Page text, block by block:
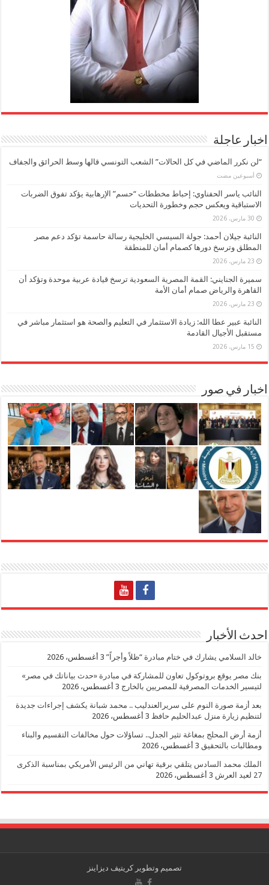
اخبار عاجلة
“لن نكرر الماضي في كل الحالات” الشعب التونسي قالها وسط الحرائق والجفاف
‏أسبوعين مضت
النائب ياسر الحفناوي: إحباط مخططات “حسم” الإرهابية يؤكد تفوق الضربات
الاستباقية ويعكس حجم وخطورة التحديات
30 مارس، 2026
النائبة جيلان أحمد: جولة السيسي الخليجية رسالة حاسمة تؤكد دعم مصر
المطلق وترسخ دورها كصمام أمان للمنطقة
23 مارس، 2026
سميرة الجنايني: القمة المصرية السعودية ترسخ قيادة عربية موحدة وتؤكد أن
القاهرة والرياض صمام أمان الأمة
23 مارس، 2026
النائبة عبير عطا الله: زيادة الاستثمار في التعليم والصحة هو استثمار مباشر في
مستقبل الأجيال القادمة
15 مارس، 2026
اخبار في صور
احدث الأخبار
خالد السلامي يشارك في ختام مبادرة “ظلاً وأجراً” 3 أغسطس، 2026
بنك مصر يوقع بروتوكول تعاون للمشاركة في مبادرة «حدث بياناتك في مصر»
لتيسير الخدمات المصرفية للمصريين بالخارج 3 أغسطس، 2026
بعد أزمة صورة النوم على سريرالعندليب .. محمد شبانة يكشف إجراءات جديدة
لتنظيم زيارة منزل عبدالحليم حافظ 3 أغسطس، 2026
أزمة أرض المحلج بمغاغة تثير الجدل.. تساؤلات حول مخالفات التقسيم والبناء
ومطالبات بالتحقيق 3 أغسطس، 2026
الملك محمد السادس يتلقي برقية تهاني من الرئيس الأمريكي بمناسبة الذكرى
27 لعيد العرش
3 أغسطس، 2026
تصميم وتطويركريتيف ديزاينز